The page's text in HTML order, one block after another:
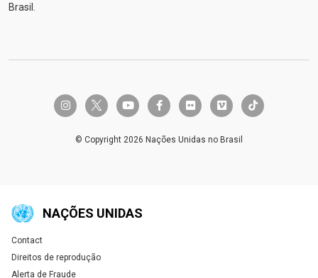
Brasil.
instagramtwitter-x youtube facebook-fflickr vimeo tiktok
© Copyright 2026 Nações Unidas no Brasil
NAÇÕES UNIDAS
Global U.N. menu
Contact
Direitos de reprodução
Alerta de Fraude